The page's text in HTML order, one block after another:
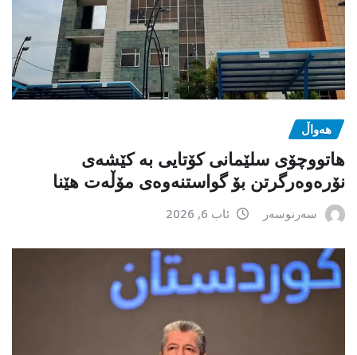
هەواڵ
هاتووچۆی سلێمانی کۆتایی بە کێشەی
نۆرەوەرگرتن بۆ گواستنەوەی مۆڵەت هێنا
سەرنوسەر ئاب 6, 2026